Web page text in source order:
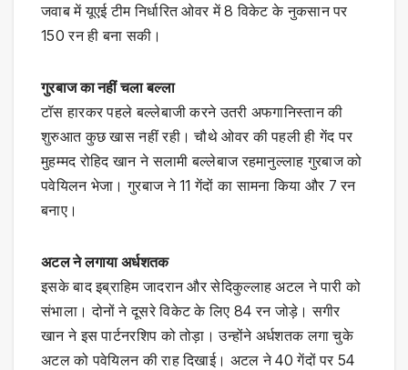
जवाब में यूएई टीम निर्धारित ओवर में 8 विकेट के नुकसान पर
150 रन ही बना सकी।
गुरबाज का नहीं चला बल्‍ला
टॉस हारकर पहले बल्‍लेबाजी करने उतरी अफगानिस्‍तान की
शुरुआत कुछ खास नहीं रही। चौथे ओवर की पहली ही गेंद पर
मुहम्मद रोहिद खान ने सलामी बल्‍लेबाज रहमानुल्लाह गुरबाज को
पवेयिलन भेजा। गुरबाज ने 11 गेंदों का सामना किया और 7 रन
बनाए।
अटल ने लगाया अर्धशतक
इसके बाद इब्राहिम जादरान और सेदिकुल्लाह अटल ने पारी को
संभाला। दोनों ने दूसरे विकेट के लिए 84 रन जोड़े। सगीर
खान ने इस पार्टनरशिप को तोड़ा। उन्‍होंने अर्धशतक लगा चुके
अटल को पवेयिलन की राह दिखाई। अटल ने 40 गेंदों पर 54